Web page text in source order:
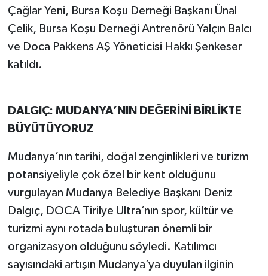
Çağlar Yeni, Bursa Koşu Derneği Başkanı Ünal
Çelik, Bursa Koşu Derneği Antrenörü Yalçın Balcı
ve Doca Pakkens AŞ Yöneticisi Hakkı Şenkeser
katıldı.
DALGIÇ: MUDANYA’NIN DEĞERİNİ BİRLİKTE
BÜYÜTÜYORUZ
Mudanya’nın tarihi, doğal zenginlikleri ve turizm
potansiyeliyle çok özel bir kent olduğunu
vurgulayan Mudanya Belediye Başkanı Deniz
Dalgıç, DOCA Tirilye Ultra’nın spor, kültür ve
turizmi aynı rotada buluşturan önemli bir
organizasyon olduğunu söyledi. Katılımcı
sayısındaki artışın Mudanya’ya duyulan ilginin